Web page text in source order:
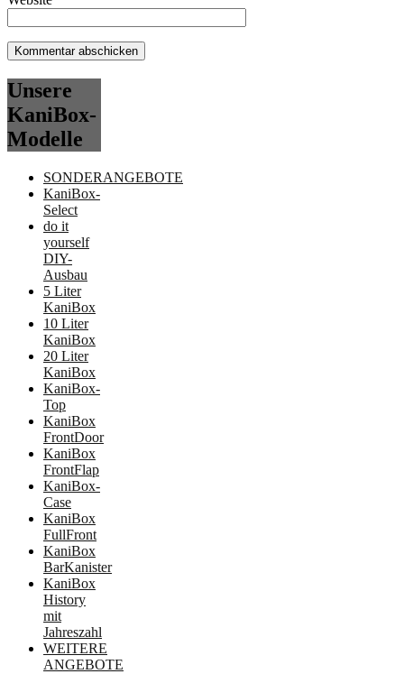
Unsere
KaniBox-
Modelle
SONDERANGEBOTE
KaniBox-
Select
do it
yourself
DIY-
Ausbau
5 Liter
KaniBox
10 Liter
KaniBox
20 Liter
KaniBox
KaniBox-
Top
KaniBox
FrontDoor
KaniBox
FrontFlap
KaniBox-
Case
KaniBox
FullFront
KaniBox
BarKanister
KaniBox
History
mit
Jahreszahl
WEITERE
ANGEBOTE